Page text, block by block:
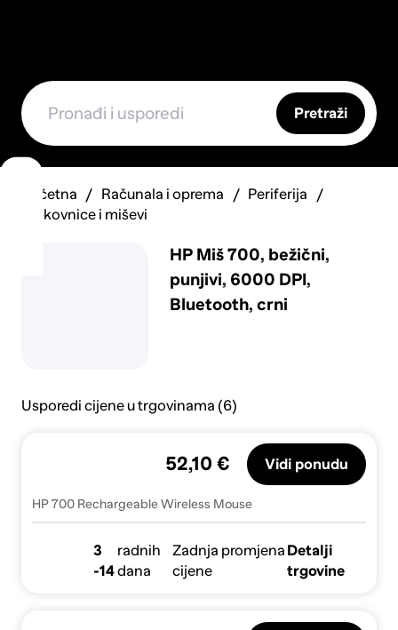
Pretraži
Početna Računala i oprema
Periferija
Tipkovnice i miševi
HP Miš 700, bežični,
punjivi, 6000 DPI,
Bluetooth, crni
Usporedi cijene u trgovinama (6)
HP 700 Rechargeable Wireless Mouse
52,10 € Vidi ponudu
3
-14
radnih
dana
Zadnja promjena
cijene
Detalji
trgovine